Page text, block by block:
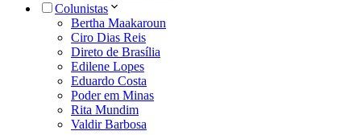
Colunistas
Bertha Maakaroun
Ciro Dias Reis
Direto de Brasília
Edilene Lopes
Eduardo Costa
Poder em Minas
Rita Mundim
Valdir Barbosa